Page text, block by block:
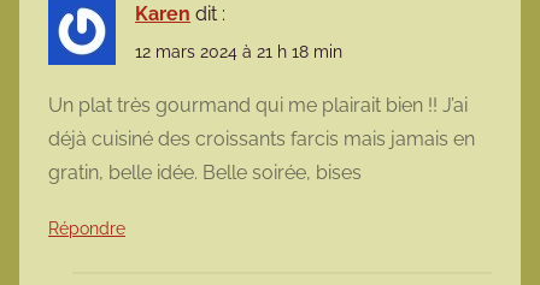
Karen dit :
12 mars 2024 à 21 h 18 min
Un plat très gourmand qui me plairait bien !! J’ai
déjà cuisiné des croissants farcis mais jamais en
gratin, belle idée. Belle soirée, bises
Répondre